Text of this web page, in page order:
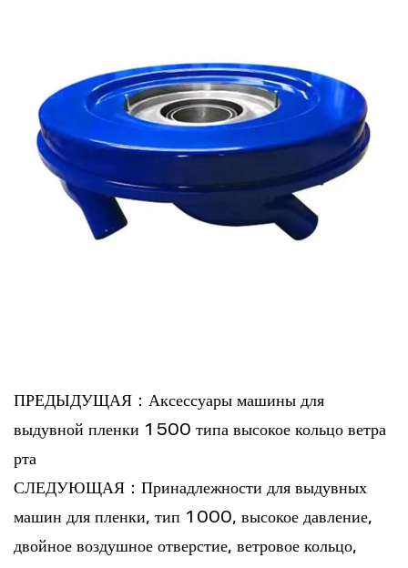
ПРЕДЫДУЩАЯ：Аксессуары машины для
выдувной пленки 1500 типа высокое кольцо ветра
рта
СЛЕДУЮЩАЯ：Принадлежности для выдувных
машин для пленки, тип 1000, высокое давление,
двойное воздушное отверстие, ветровое кольцо,